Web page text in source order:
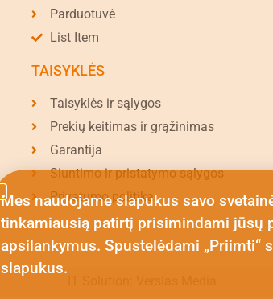
Parduotuvė
List Item
TAISYKLĖS
Taisyklės ir sąlygos
Prekių keitimas ir grąžinimas
Garantija
Siuntimo ir pristatymo sąlygos
Privatumo politika
Mes naudojame slapukus savo
tinkamiausią patirtį prisimindami jūsų
apsilankymus. Spustelėdami „Priimti“
slapukus.